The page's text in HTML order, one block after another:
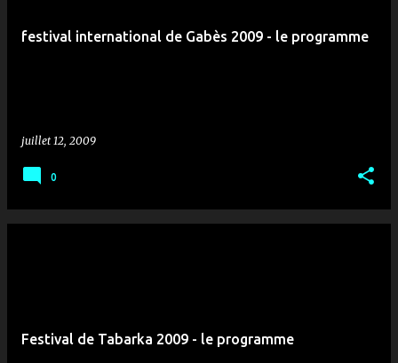
festival international de Gabès 2009 - le programme
juillet 12, 2009
0
Festival de Tabarka 2009 - le programme